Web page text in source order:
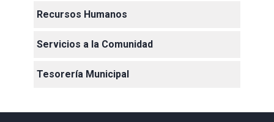
Recursos Humanos
Servicios a la Comunidad
Tesorería Municipal